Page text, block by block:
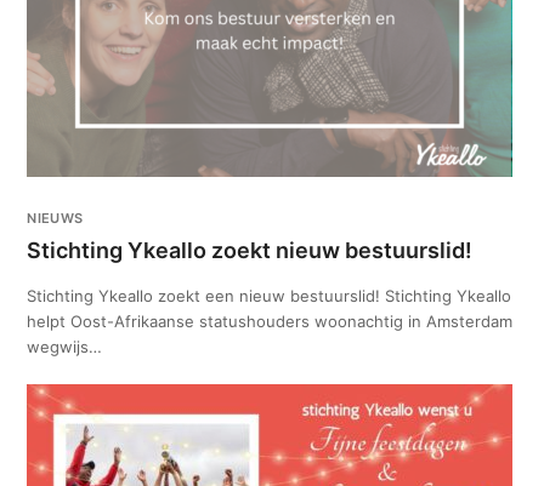
NIEUWS
Stichting Ykeallo zoekt nieuw bestuurslid!
Stichting Ykeallo zoekt een nieuw bestuurslid! Stichting Ykeallo
helpt Oost-Afrikaanse statushouders woonachtig in Amsterdam
wegwijs…